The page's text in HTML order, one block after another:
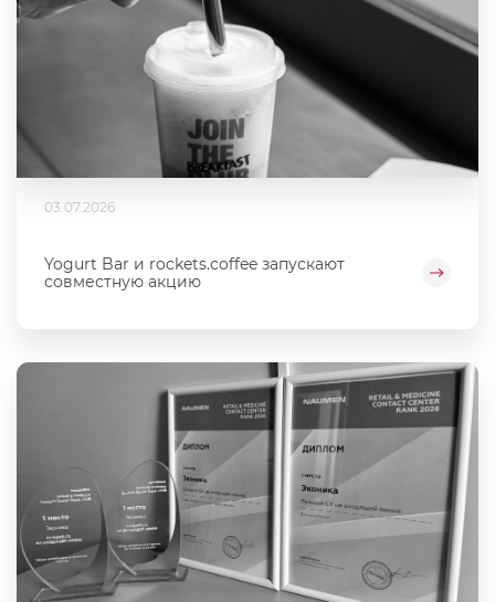
03.07.2026
Yogurt Bar и rockets.coffee запускают
совместную акцию